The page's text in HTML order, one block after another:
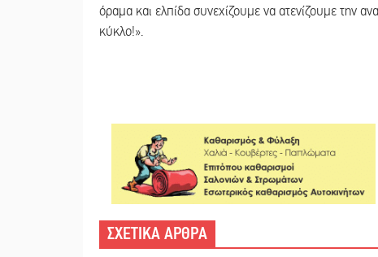
όραμα και ελπίδα συνεχίζουμε να ατενίζουμε την
κύκλο!».
ΣΧΕΤΙΚΑ ΑΡΘΡΑ